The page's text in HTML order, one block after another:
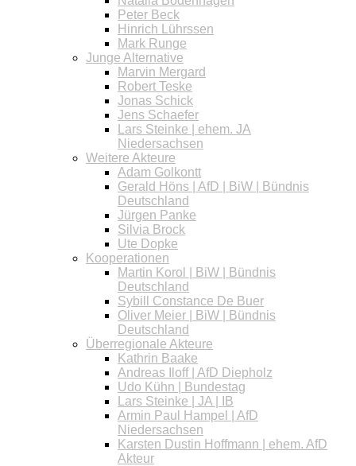
Peter Beck
Hinrich Lührssen
Mark Runge
Junge Alternative
Marvin Mergard
Robert Teske
Jonas Schick
Jens Schaefer
Lars Steinke | ehem. JA
Niedersachsen
Weitere Akteure
Adam Golkontt
Gerald Höns | AfD | BiW | Bündnis
Deutschland
Jürgen Panke
Silvia Brock
Ute Dopke
Kooperationen
Martin Korol | BiW | Bündnis
Deutschland
Sybill Constance De Buer
Oliver Meier | BiW | Bündnis
Deutschland
Überregionale Akteure
Kathrin Baake
Andreas Iloff | AfD Diepholz
Udo Kühn | Bundestag
Lars Steinke | JA | IB
Armin Paul Hampel | AfD
Niedersachsen
Karsten Dustin Hoffmann | ehem. AfD
Akteur